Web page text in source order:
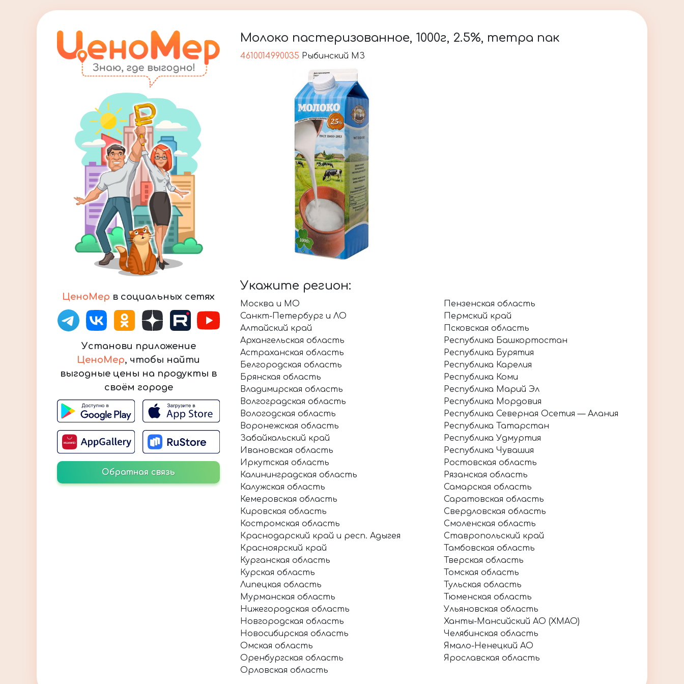
ЦеноМер в социальных сетях
Установи приложение
ЦеноМер, чтобы найти
выгодные цены на продукты в
своём городе
Обратная связь
Молоко пастеризованное, 1000г, 2.5%, тетра пак
4610014990035 Рыбинский МЗ
Укажите регион:
Москва и МО
Санкт-Петербург и ЛО
Алтайский край
Архангельская область
Астраханская область
Белгородская область
Брянская область
Владимирская область
Волгоградская область
Вологодская область
Воронежская область
Забайкальский край
Ивановская область
Иркутская область
Калининградская область
Калужская область
Кемеровская область
Кировская область
Костромская область
Краснодарский край и респ. Адыгея
Красноярский край
Курганская область
Курская область
Липецкая область
Мурманская область
Нижегородская область
Новгородская область
Новосибирская область
Омская область
Оренбургская область
Орловская область
Пензенская область
Пермский край
Псковская область
Республика Башкортостан
Республика Бурятия
Республика Карелия
Республика Коми
Республика Марий Эл
Республика Мордовия
Республика Северная Осетия — Алания
Республика Татарстан
Республика Удмуртия
Республика Чувашия
Ростовская область
Рязанская область
Самарская область
Саратовская область
Свердловская область
Смоленская область
Ставропольский край
Тамбовская область
Тверская область
Томская область
Тульская область
Тюменская область
Ульяновская область
Ханты-Мансийский АО (ХМАО)
Челябинская область
Ямало-Ненецкий АО
Ярославская область